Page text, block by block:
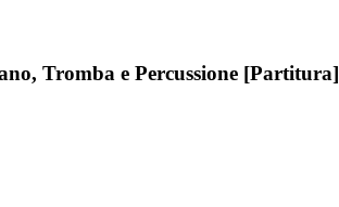
Tromba e Percussione [Partitura]